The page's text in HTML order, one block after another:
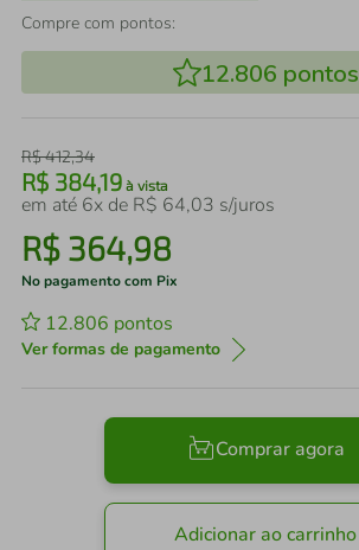
Compre com pontos:
12.806 pontos
R$412,34
R$ 384,19 à vista
em até 6x de R$ 64,03 s/juros
R$ 364,98
No pagamento com Pix
12.806 pontos
Ver formas de pagamento
Comprar agora
Adicionar ao carrinho